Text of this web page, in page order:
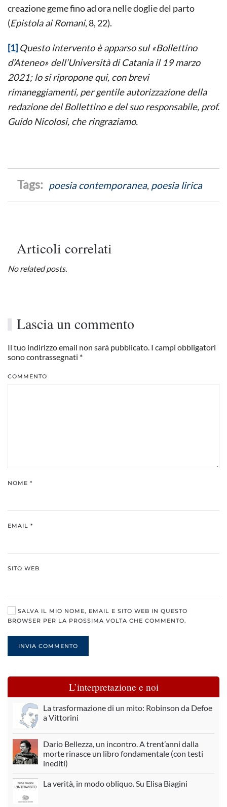
creazione geme fino ad ora nelle doglie del parto
(Epistola ai Romani, 8, 22).
[1] Questo intervento è apparso sul «Bollettino
d’Ateneo» dell’Università di Catania il 19 marzo
2021; lo si ripropone qui, con brevi
rimaneggiamenti, per gentile autorizzazione della
redazione del Bollettino e del suo responsabile, prof.
Guido Nicolosi, che ringraziamo.
poesia contemporanea, poesia lirica
Articoli correlati
No related posts.
Lascia un commento
Il tuo indirizzo email non sarà pubblicato. I campi obbligatori
sono contrassegnati *
COMMENTO
NOME *
EMAIL *
SITO WEB
SALVA IL MIO NOME, EMAIL E SITO WEB IN QUESTO
BROWSER PER LA PROSSIMA VOLTA CHE COMMENTO.
INVIA COMMENTO
L’interpretazione e noi
La trasformazione di un mito: Robinson da Defoe
a Vittorini
Dario Bellezza, un incontro. A trent’anni dalla
morte rinasce un libro fondamentale (con testi
inediti)
La verità, in modo obliquo. Su Elisa Biagini